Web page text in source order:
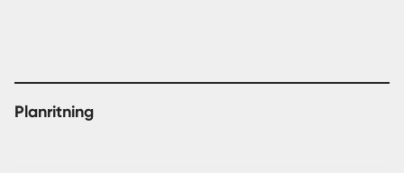
Planritning